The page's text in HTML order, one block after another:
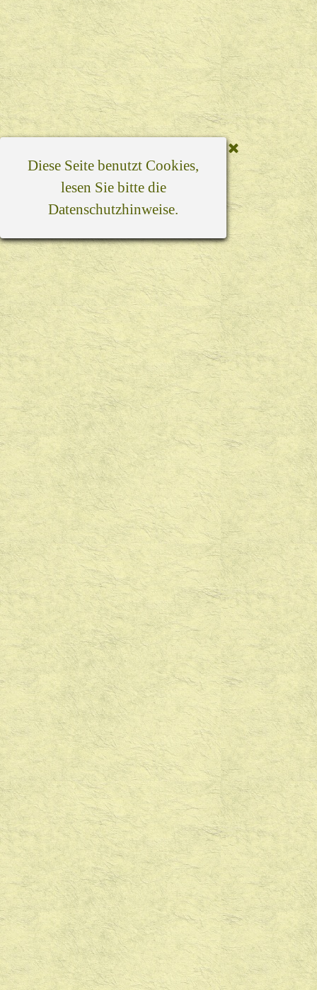
Diese Seite benutzt Cookies,
lesen Sie bitte die
Datenschutzhinweise.